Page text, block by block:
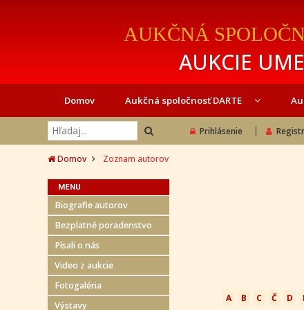
AUKČNÁ
AUKCIE
Domov Aukčná spoločnosť DARTE
Prihlásenie
Domov Zoznam autorov
MENU
Biografie autorov
Bezplatné poradenstvo
Písali o nás
Video z aukcie
Fotogaléria
Výstavy
A B C Č D